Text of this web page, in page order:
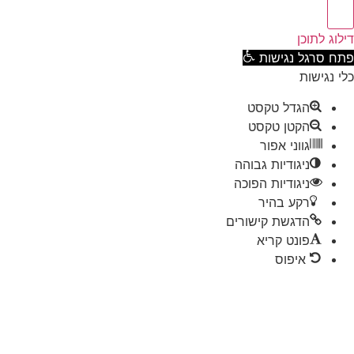
לתוכן
סרגל נגישות
נגישות
הגדל טקסט
הקטן טקסט
גווני אפור
ניגודיות גבוהה
ניגודיות הפוכה
רקע בהיר
הדגשת קישורים
פונט קריא
איפוס